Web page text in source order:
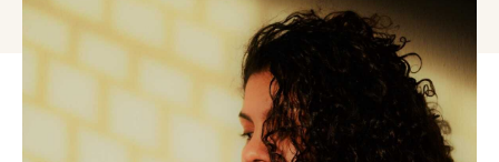
VOLTAR